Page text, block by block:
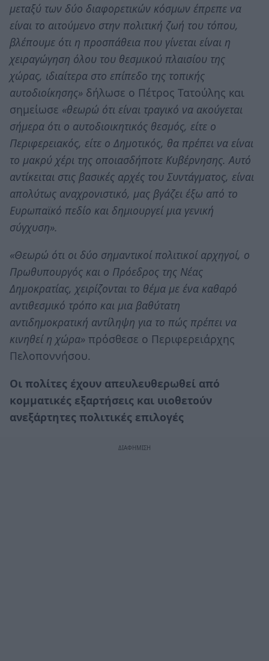
μεταξύ των δύο διαφορετικών κόσμων έπρεπε να
είναι το αιτούμενο στην πολιτική ζωή του τόπου,
βλέπουμε ότι η προσπάθεια που γίνεται είναι η
χειραγώγηση όλου του θεσμικού πλαισίου της
χώρας, ιδιαίτερα στο επίπεδο της τοπικής
αυτοδιοίκησης» δήλωσε ο Πέτρος Τατούλης και
σημείωσε «θεωρώ ότι είναι τραγικό να ακούγεται
σήμερα ότι ο αυτοδιοικητικός θεσμός, είτε ο
Περιφερειακός, είτε ο Δημοτικός, θα πρέπει να είναι
το μακρύ χέρι της οποιασδήποτε Κυβέρνησης. Αυτό
αντίκειται στις βασικές αρχές του Συντάγματος, είναι
απολύτως αναχρονιστικό, μας βγάζει έξω από το
Ευρωπαϊκό πεδίο και δημιουργεί μια γενική
σύγχυση».
«Θεωρώ ότι οι δύο σημαντικοί πολιτικοί αρχηγοί, ο
Πρωθυπουργός και ο Πρόεδρος της Νέας
Δημοκρατίας, χειρίζονται το θέμα με ένα καθαρό
αντιθεσμικό τρόπο και μια βαθύτατη
αντιδημοκρατική αντίληψη για το πώς πρέπει να
κινηθεί η χώρα» πρόσθεσε ο Περιφερειάρχης
Πελοποννήσου.
Οι πολίτες έχουν απευλευθερωθεί από
κομματικές εξαρτήσεις και υιοθετούν
ανεξάρτητες πολιτικές επιλογές